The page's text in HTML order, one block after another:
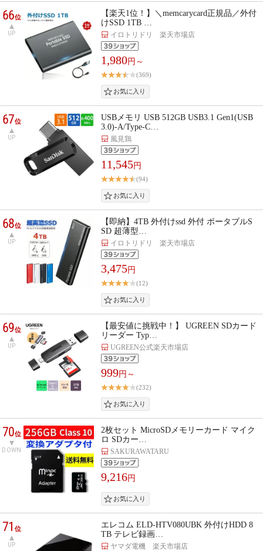
66位
UP
【楽天1位！】＼memcarycard正規品／外付
けSSD 1TB …
イロトリドリ 楽天市場店
1,980円～
(369)
67位
UP
USBメモリ USB 512GB USB3.1 Gen1(USB
3.0)-A/Type-C…
風見鶏
11,545円
(94)
68位
UP
【即納】4TB 外付けssd 外付 ポータブルS
SD 超薄型…
イロトリドリ 楽天市場店
3,475円
(12)
69位
UP
【最安値に挑戦中！】 UGREEN SDカード
リーダー Typ…
UGREEN公式楽天市場店
999円～
(232)
70位
DOWN
2枚セット MicroSDメモリーカード マイク
ロ SDカー…
SAKURAWATARU
9,216円
71位
UP
エレコム ELD-HTV080UBK 外付けHDD 8
TB テレビ録画…
ヤマダ電機 楽天市場店